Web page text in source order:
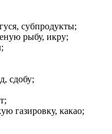
гуся, субпродукты;
рыбу, икру;
, сдобу;
;
газировку, какао;